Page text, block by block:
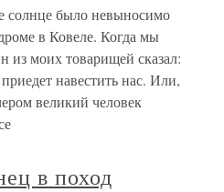
было невыносимо
в Ковеле. Когда мы
из моих товарищей сказал:
навестить нас. Или,
великий человек
в поход